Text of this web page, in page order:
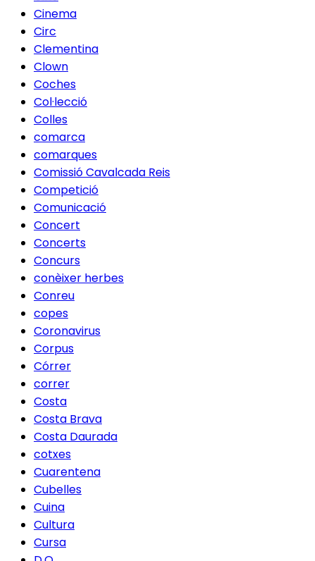
Cinema
Circ
Clementina
Clown
Coches
Col·lecció
Colles
comarca
comarques
Comissió Cavalcada Reis
Competició
Comunicació
Concert
Concerts
Concurs
conèixer herbes
Conreu
copes
Coronavirus
Corpus
Córrer
correr
Costa
Costa Brava
Costa Daurada
cotxes
Cuarentena
Cubelles
Cuina
Cultura
Cursa